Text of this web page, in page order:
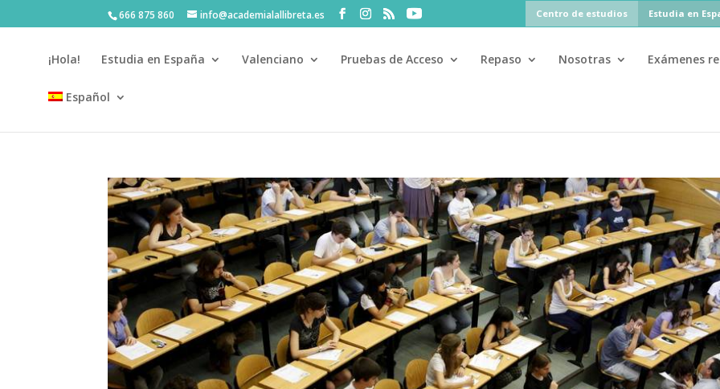
666 875 860 info@academialallibreta.es Centro de estudios Estudia en
¡Hola! Estudia en España Valenciano Pruebas de Acceso Repaso Nosotras Exámenes
Español